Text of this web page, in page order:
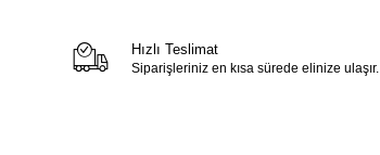
Hızlı Teslimat
Siparişleriniz en kısa sürede elinize ulaşır.